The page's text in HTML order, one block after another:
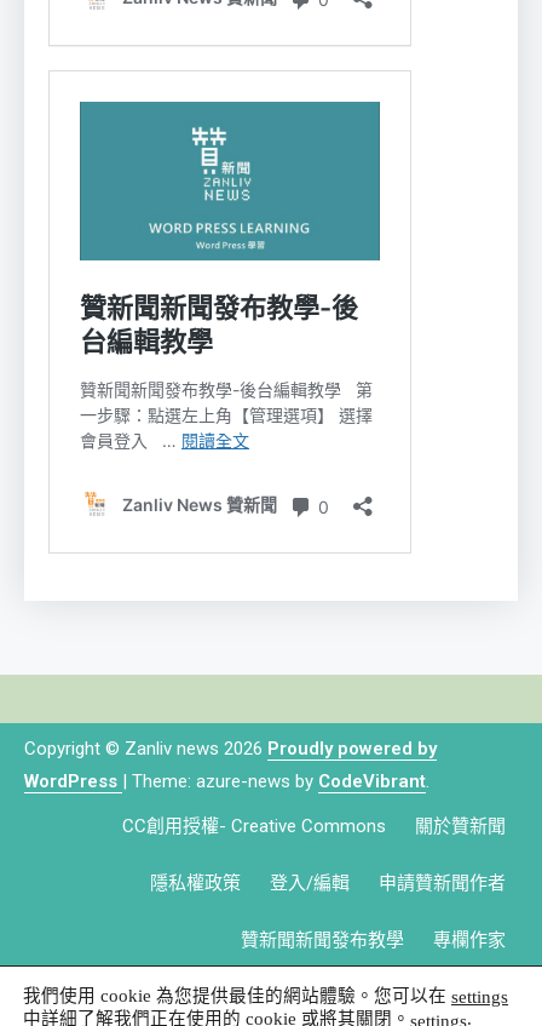
Copyright © Zanliv news 2026 Proudly powered by
WordPress
Theme: azure-news by CodeVibrant.
CC創用授權- Creative Commons 關於贊新聞
隱私權政策 登入/編輯 申請贊新聞作者
贊新聞新聞發布教學 專欄作家
我們使用 cookie 為您提供最佳的網站體驗。您可以在 settings
中詳細了解我們正在使用的 cookie 或將其關閉。 settings.